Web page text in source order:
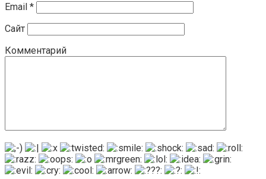
Email *
Сайт
Комментарий